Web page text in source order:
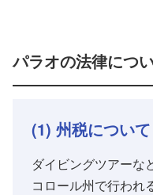
パラオの法律につ
(1) 州税について
ダイビングツアーな
コロール州で行われ